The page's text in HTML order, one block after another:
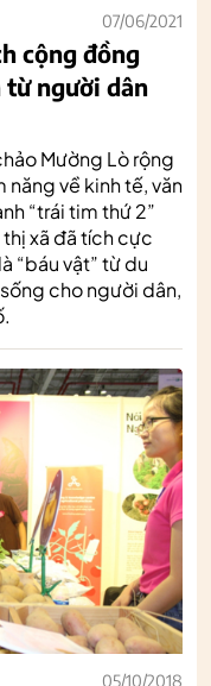
07/06/2021
cộng đồng
từ người dân
Mường Lò rộng
năng về kinh tế, văn
“trái tim thứ 2”
thị xã đã tích cực
“báu vật” từ du
cho người dân,
05/10/2018